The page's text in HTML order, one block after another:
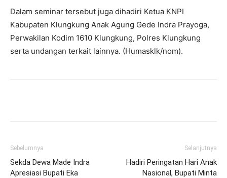
Dalam seminar tersebut juga dihadiri Ketua KNPI
Kabupaten Klungkung Anak Agung Gede Indra Prayoga,
Perwakilan Kodim 1610 Klungkung, Polres Klungkung
serta undangan terkait lainnya. (Humasklk/nom).
Sebelumnya
Sekda Dewa Made Indra
Apresiasi Bupati Eka
Selanjutnya
Hadiri Peringatan Hari Anak
Nasional, Bupati Minta